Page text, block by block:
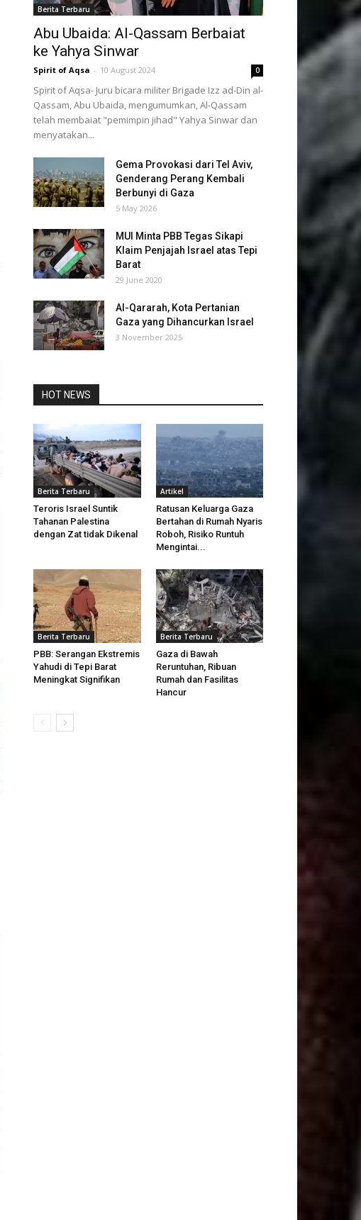
Berita Terbaru
Abu Ubaida: Al-Qassam Berbaiat
ke Yahya Sinwar
Spirit of Aqsa - 10 August 2024 0
Spirit of Aqsa- Juru bicara militer Brigade Izz ad-Din al-
Qassam, Abu Ubaida, mengumumkan, Al-Qassam
telah membaiat "pemimpin jihad" Yahya Sinwar dan
menyatakan...
Gema Provokasi dari Tel Aviv,
Genderang Perang Kembali
Berbunyi di Gaza
5 May 2026
MUI Minta PBB Tegas Sikapi
Klaim Penjajah Israel atas Tepi
Barat
29 June 2020
Al-Qararah, Kota Pertanian
Gaza yang Dihancurkan Israel
3 November 2025
HOT NEWS
Berita Terbaru
Teroris Israel Suntik
Tahanan Palestina
dengan Zat tidak Dikenal
Artikel
Ratusan Keluarga Gaza
Bertahan di Rumah Nyaris
Roboh, Risiko Runtuh
Mengintai...
Berita Terbaru
PBB: Serangan Ekstremis
Yahudi di Tepi Barat
Meningkat Signifikan
Berita Terbaru
Gaza di Bawah
Reruntuhan, Ribuan
Rumah dan Fasilitas
Hancur